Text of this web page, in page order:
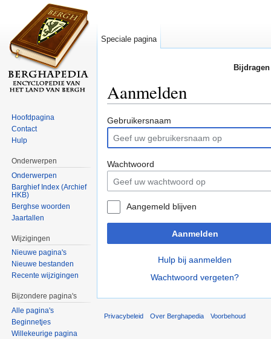
Aanmelden
Gebruikersnaam
Wachtwoord
Aangemeld blijven
Aanmelden
Hulp bij aanmelden
Wachtwoord vergeten?
Speciale pagina
Hoofdpagina
Contact
Hulp
Onderwerpen
Onderwerpen
Barghief Index (Archief
HKB)
Berghse woorden
Jaartallen
Wijzigingen
Nieuwe pagina's
Nieuwe bestanden
Recente wijzigingen
Bijzondere pagina's
Alle pagina's
Beginnetjes
Willekeurige pagina
Privacybeleid Over Berghapedia Voorbehoud